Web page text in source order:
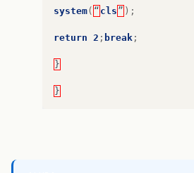
system( “ cls ” );
return 2 ; break ;
}
}